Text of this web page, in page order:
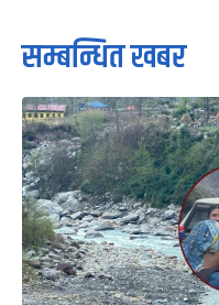
सम्बन्धित खबर